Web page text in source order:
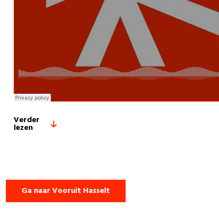
Verder
lezen
Ga naar Vooruit Hasselt